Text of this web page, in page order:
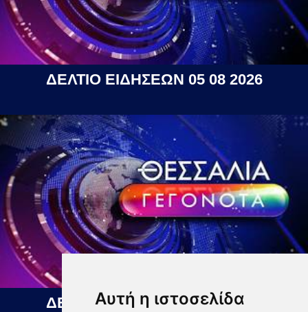
Αυτή η ιστοσελίδα
ΔΕΛΤΙΟ ΕΙΔΗΣΕΩΝ 05 08 2026
ΔΕΛΤΙΟ ΕΙΔΗΣΕΩΝ 06 08 2026